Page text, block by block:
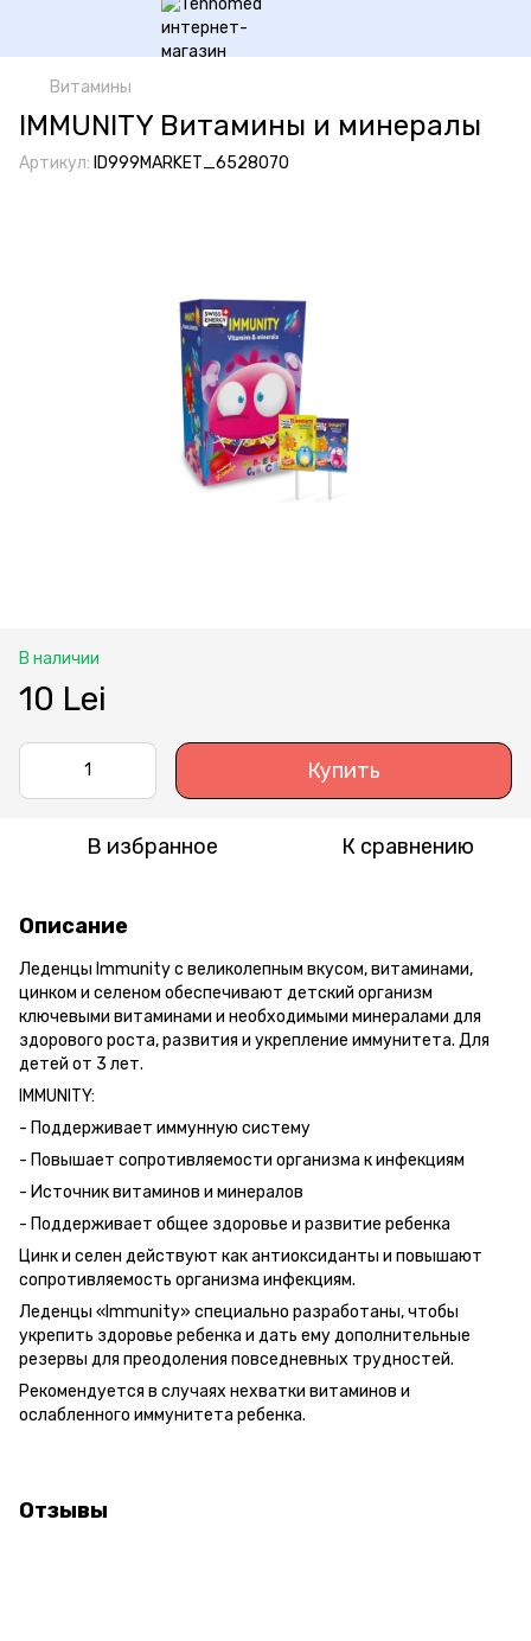
Витамины
IMMUNITY Витамины и минералы
Артикул: ID999MARKET_6528070
В наличии
10 Lei
Купить
В избранное К сравнению
Описание
Леденцы Immunity с великолепным вкусом, витаминами,
цинком и селеном обеспечивают детский организм
ключевыми витаминами и необходимыми минералами для
здорового роста, развития и укрепление иммунитета. Для
детей от 3 лет.
IMMUNITY:
- Поддерживает иммунную систему
- Повышает сопротивляемости организма к инфекциям
- Источник витаминов и минералов
- Поддерживает общее здоровье и развитие ребенка
Цинк и селен действуют как антиоксиданты и повышают
сопротивляемость организма инфекциям.
Леденцы «Immunity» специально разработаны, чтобы
укрепить здоровье ребенка и дать ему дополнительные
резервы для преодоления повседневных трудностей.
Рекомендуется в случаях нехватки витаминов и
ослабленного иммунитета ребенка.
Отзывы